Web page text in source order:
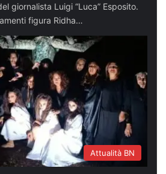
giornalista Luigi “Luca” Esposito.
figura Ridha…
Attualità BN